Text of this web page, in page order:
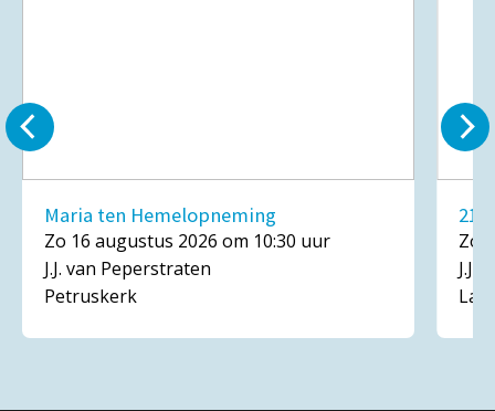
Maria ten Hemelopneming
Zo 16 augustus 2026 om 10:30 uur
J.J. van Peperstraten
Petruskerk
Zo
J.J.